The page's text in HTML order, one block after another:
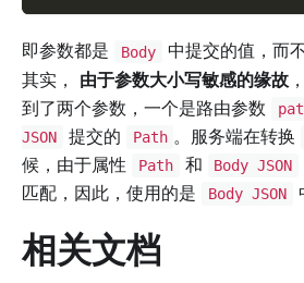
即参数都是 Body
中提交的值，而
其实， 由于参数大小写敏感的缘故
到了两个参数，一个是路由参数
JSON
提交的 Path 。服务端在转换
候，由于属性
Path 和 Body JSON
匹配，因此，使用的是
Body JSON
相关文档